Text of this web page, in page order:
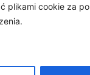
plikami cookie za
Projekt finansowany
Publikacja wyraża